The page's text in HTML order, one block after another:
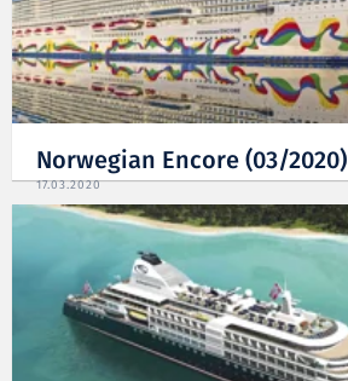
Norwegian Encore (03/2020)
17.03.2020